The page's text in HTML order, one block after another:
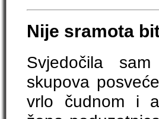
Nije sramota
Svjedočila
skupova
vrlo čudnom i